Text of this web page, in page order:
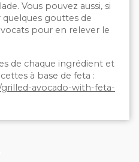
Vous pouvez aussi, si
quelques gouttes de
pour en relever le
de chaque ingrédient et
à base de feta :
avocado-with-feta-